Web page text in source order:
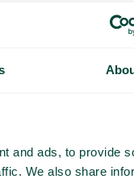
and ads, to provide
We also share